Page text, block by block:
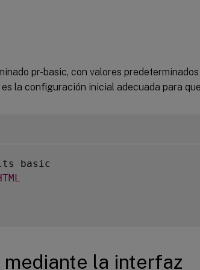
pr-basic, con valores predeterminados
la configuración inicial adecuada para que
la interfaz